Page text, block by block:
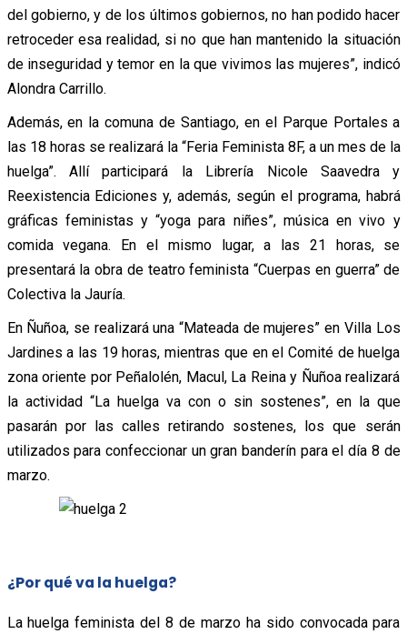
del gobierno, y de los últimos gobiernos, no han podido hacer
retroceder esa realidad, si no que han mantenido la situación
de inseguridad y temor en la que vivimos las mujeres”, indicó
Alondra Carrillo.
Además, en la comuna de Santiago, en el Parque Portales a
las 18 horas se realizará la “Feria Feminista 8F, a un mes de la
huelga”. Allí participará la Librería Nicole Saavedra y
Reexistencia Ediciones y, además, según el programa, habrá
gráficas feministas y “yoga para niñes”, música en vivo y
comida vegana. En el mismo lugar, a las 21 horas, se
presentará la obra de teatro feminista “Cuerpas en guerra” de
Colectiva la Jauría.
En Ñuñoa, se realizará una “Mateada de mujeres” en Villa Los
Jardines a las 19 horas, mientras que en el Comité de huelga
zona oriente por Peñalolén, Macul, La Reina y Ñuñoa realizará
la actividad “La huelga va con o sin sostenes”, en la que
pasarán por las calles retirando sostenes, los que serán
utilizados para confeccionar un gran banderín para el día 8 de
marzo.
¿Por qué va la huelga?
La huelga feminista del 8 de marzo ha sido convocada para